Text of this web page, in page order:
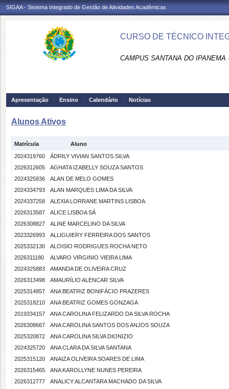
SIGAA - Sistema Integrado de Gestão de Atividades Acadêmicas
CURSO DE TÉCNICO
CAMPUS SANTANA DO IPANEMA
Apresentação Ensino Calendário Notícias
Alunos Ativos
Matrícula
Aluno
2024319760
ÁDRILY VIVIAN SANTOS SILVA
2026312605
AGHATA IZABELLY SOUZA SANTOS
2024325936
ALAN DE MELO GOMES
2024334793
ALAN MARQUES LIMA DA SILVA
2024337258
ALEXIA LORRANE MARTINS LISBOA
2026313587
ALICE LISBOA SÁ
2026308827
ALINE MARCELINO DA SILVA
2023326993
ALLIGUIERY FERREIRA DOS SANTOS
2025332130
ALOISIO RODRIGUES ROCHA NETO
2026311180
ALVARO VIRGINIO VIEIRA LIMA
2024325883
AMANDA DE OLIVEIRA CRUZ
2026313498
AMAURÍLIO ALENCAR SILVA
2025314857
ANA BEATRIZ BONIFÁCIO PRAZERES
2025318210
ANA BEATRIZ GOMES GONZAGA
2019334157
ANA CAROLINA FELIZARDO DA SILVA ROCHA
2026308667
ANA CAROLINA SANTOS DOS ANJOS SOUZA
2025320872
ANA CAROLINA SILVA DIONIZIO
2024325720
ANA CLARA DA SILVA SANTANA
2025315120
ANAIZA OLIVEIRA SOARES DE LIMA
2026315465
ANA KAROLLYNE NUNES PEREIRA
2026312777
ANALICY ALCANTARA MACHADO DA SILVA